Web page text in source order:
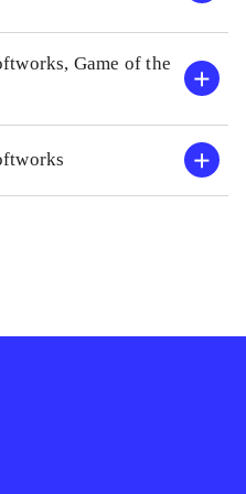
år. PEGI: 16+. Sprog:
Game of the